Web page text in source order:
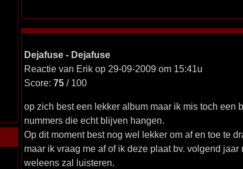
Dejafuse - Dejafuse
Reactie van Erik op 29-09-2009 om 15:41u
Score: 75/ 100
op zich best een lekker album maar ik mis toch een
nummers die echt blijven hangen.
Op dit moment best nog wel lekker om af en toe te
maar ik vraag me af of ik deze plaat bv. volgend jaar
weleens zal luisteren.